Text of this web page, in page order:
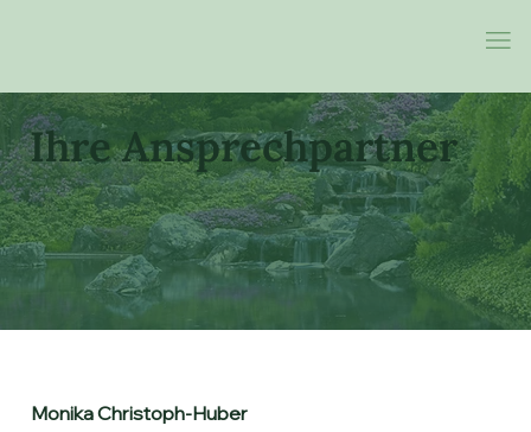
Ihre Ansprechpartner
Monika Christoph-Huber